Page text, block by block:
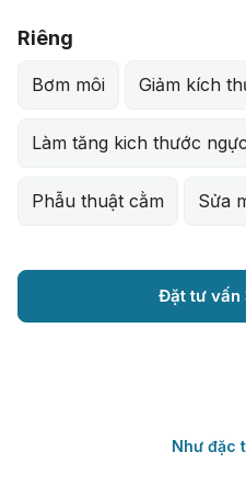
Riêng
Bơm môi Giảm kích
Làm tăng kich thước ngực
Phẫu thuật cằm Sửa
Đặt tư vấn
Như đặc